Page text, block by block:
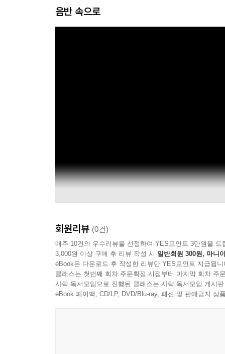
음반 속으로
회원리뷰 (0건)
매주 10건의 우수리뷰를 선정하여 YES포인트 3만원을 드
3,000원 이상 구매 후 리뷰 작성 시 일반회원 300원, 마니
eBook은 다운로드 후 작성한 리뷰만 YES포인트 지급됩니
클래스는 첫번째 회차 주문확정 시점부터 마지막 회차 주
사락 독서모임으로 진행된 클래스는 사락 독서모임 게시
eBook 페이백, CD/LP, DVD/Blu-ray, 패션 및 판매금지 상